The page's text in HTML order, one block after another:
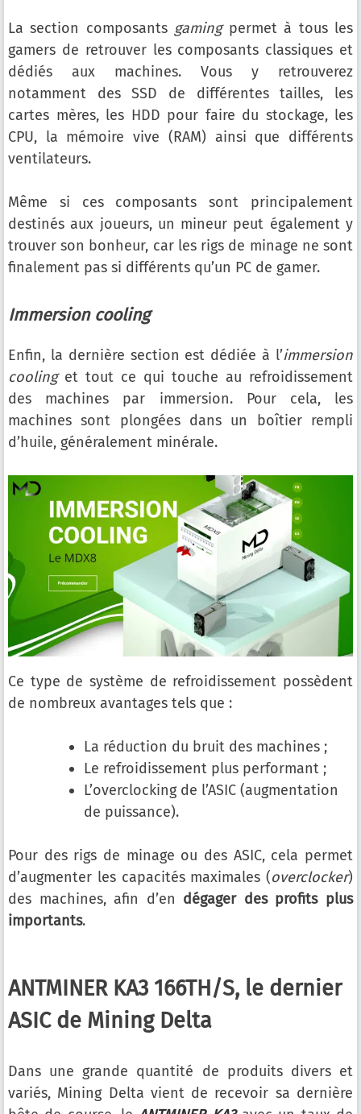
La section composants gaming permet à tous les
gamers de retrouver les composants classiques et
dédiés aux machines. Vous y retrouverez
notamment des SSD de différentes tailles, les
cartes mères, les HDD pour faire du stockage, les
CPU, la mémoire vive (RAM) ainsi que différents
ventilateurs.
Même si ces composants sont principalement
destinés aux joueurs, un mineur peut également y
trouver son bonheur, car les rigs de minage ne sont
finalement pas si différents qu’un PC de gamer.
Immersion cooling
Enfin, la dernière section est dédiée à l’immersion
coolinget tout ce qui touche au refroidissement
des machines par immersion. Pour cela, les
machines sont plongées dans un boîtier rempli
d’huile, généralement minérale.
Ce type de système de refroidissement possèdent
de nombreux avantages tels que :
La réduction du bruit des machines ;
Le refroidissement plus performant ;
L’overclocking de l’ASIC (augmentation
de puissance).
Pour des rigs de minage ou des ASIC, cela permet
d’augmenter les capacités maximales (overclocker)
des machines, afin d’en dégager des profits plus
importants.
ANTMINER KA3 166TH/S, le dernier
ASIC de Mining Delta
Dans une grande quantité de produits divers et
variés, Mining Delta vient de recevoir sa dernière